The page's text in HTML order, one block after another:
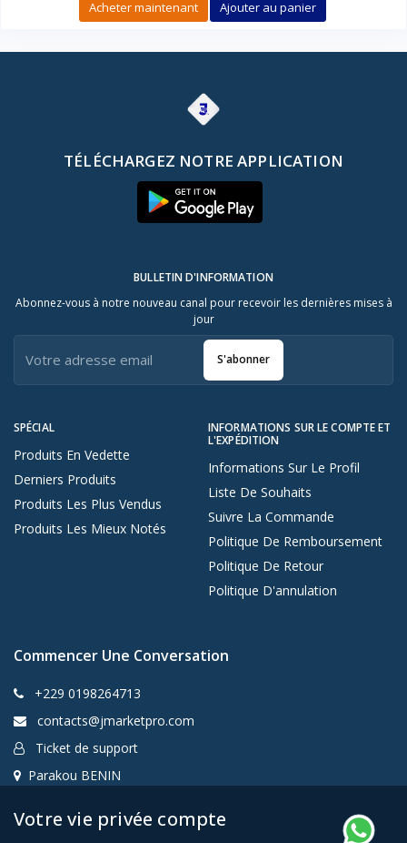
Acheter maintenant Ajouter au panier
TÉLÉCHARGEZ NOTRE APPLICATION
SPÉCIAL
Produits En Vedette
Derniers Produits
Produits Les Plus Vendus
Produits Les Mieux Notés
INFORMATIONS SUR LE COMPTE ET
L'EXPÉDITION
Informations Sur Le Profil
Liste De Souhaits
Suivre La Commande
Politique De Remboursement
Politique De Retour
Politique D'annulation
BULLETIN D'INFORMATION
Abonnez-vous à notre nouveau canal pour recevoir les dernières mises à
jour
S'abonner
Commencer Une Conversation
+229 0198264713
contacts@jmarketpro.com
Ticket de support
Parakou BENIN
Votre vie privée compte